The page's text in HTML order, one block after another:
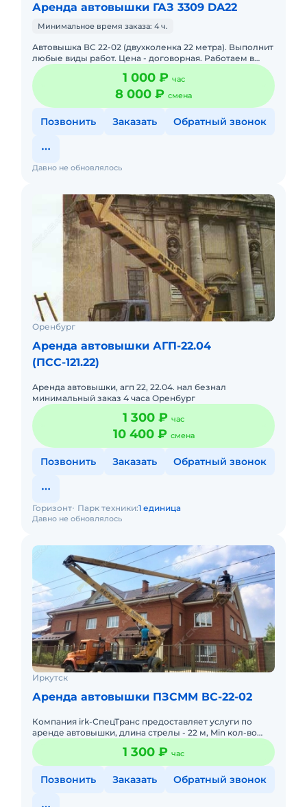
Аренда автовышки ГАЗ 3309 DA22
Минимальное время заказа: 4 ч.
Автовышка ВС 22-02 (двухколенка 22 метра). Выполнит
любые виды работ. Цена - договорная. Работаем в
городских условиях, также по краю. Наличный,
безналичный рас
1 000 ₽ час
8 000 ₽ смена
Позвонить Заказать Обратный звонок
Давно не обновлялось
Оренбург
Аренда автовышки АГП-22.04
(ПСС-121.22)
Аренда автовышки, агп 22, 22.04. нал безнал
минимальный заказ 4 часа Оренбург
1 300 ₽ час
10 400 ₽ смена
Позвонить Заказать Обратный звонок
Давно не обновлялось
Горизонт Парк техники:1 единица
Иркутск
Аренда автовышки ПЗСММ ВС-22-02
Компания irk-СпецТранс предоставляет услуги по
аренде автовышки, длина стрелы - 22 м, Min кол-во
рабочих часов - 3ч. Нал/безнал. При долгосрочной
аренде скидки.
1 300 ₽ час
Позвонить Заказать Обратный звонок